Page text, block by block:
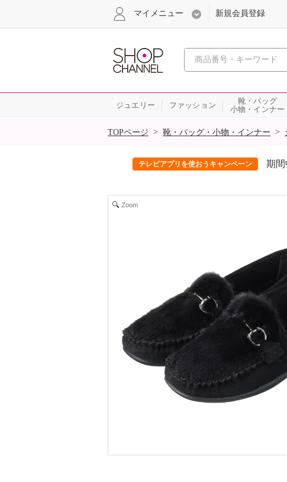
心おどる、瞬間を。
マイメニュー 新規会員登録
ジュエリー ファッション
靴・バッグ
小物・インナー
SALE
TOPページ > 靴・バッグ・小物・インナー >
テレビアプリを使おうキャンペーン 期間
Zoom